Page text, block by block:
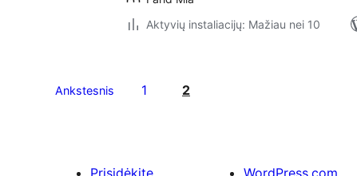
Aktyvių instaliacijų: Mažiau nei 10
Ankstesnis 1 2
Prisidėkite WordPress.com